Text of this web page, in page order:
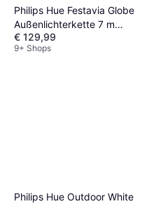
Philips Hue Festavia Globe
Außenlichterkette 7 m
Lichterkette
€ 129,99
9+ Shops
Philips Hue Outdoor White